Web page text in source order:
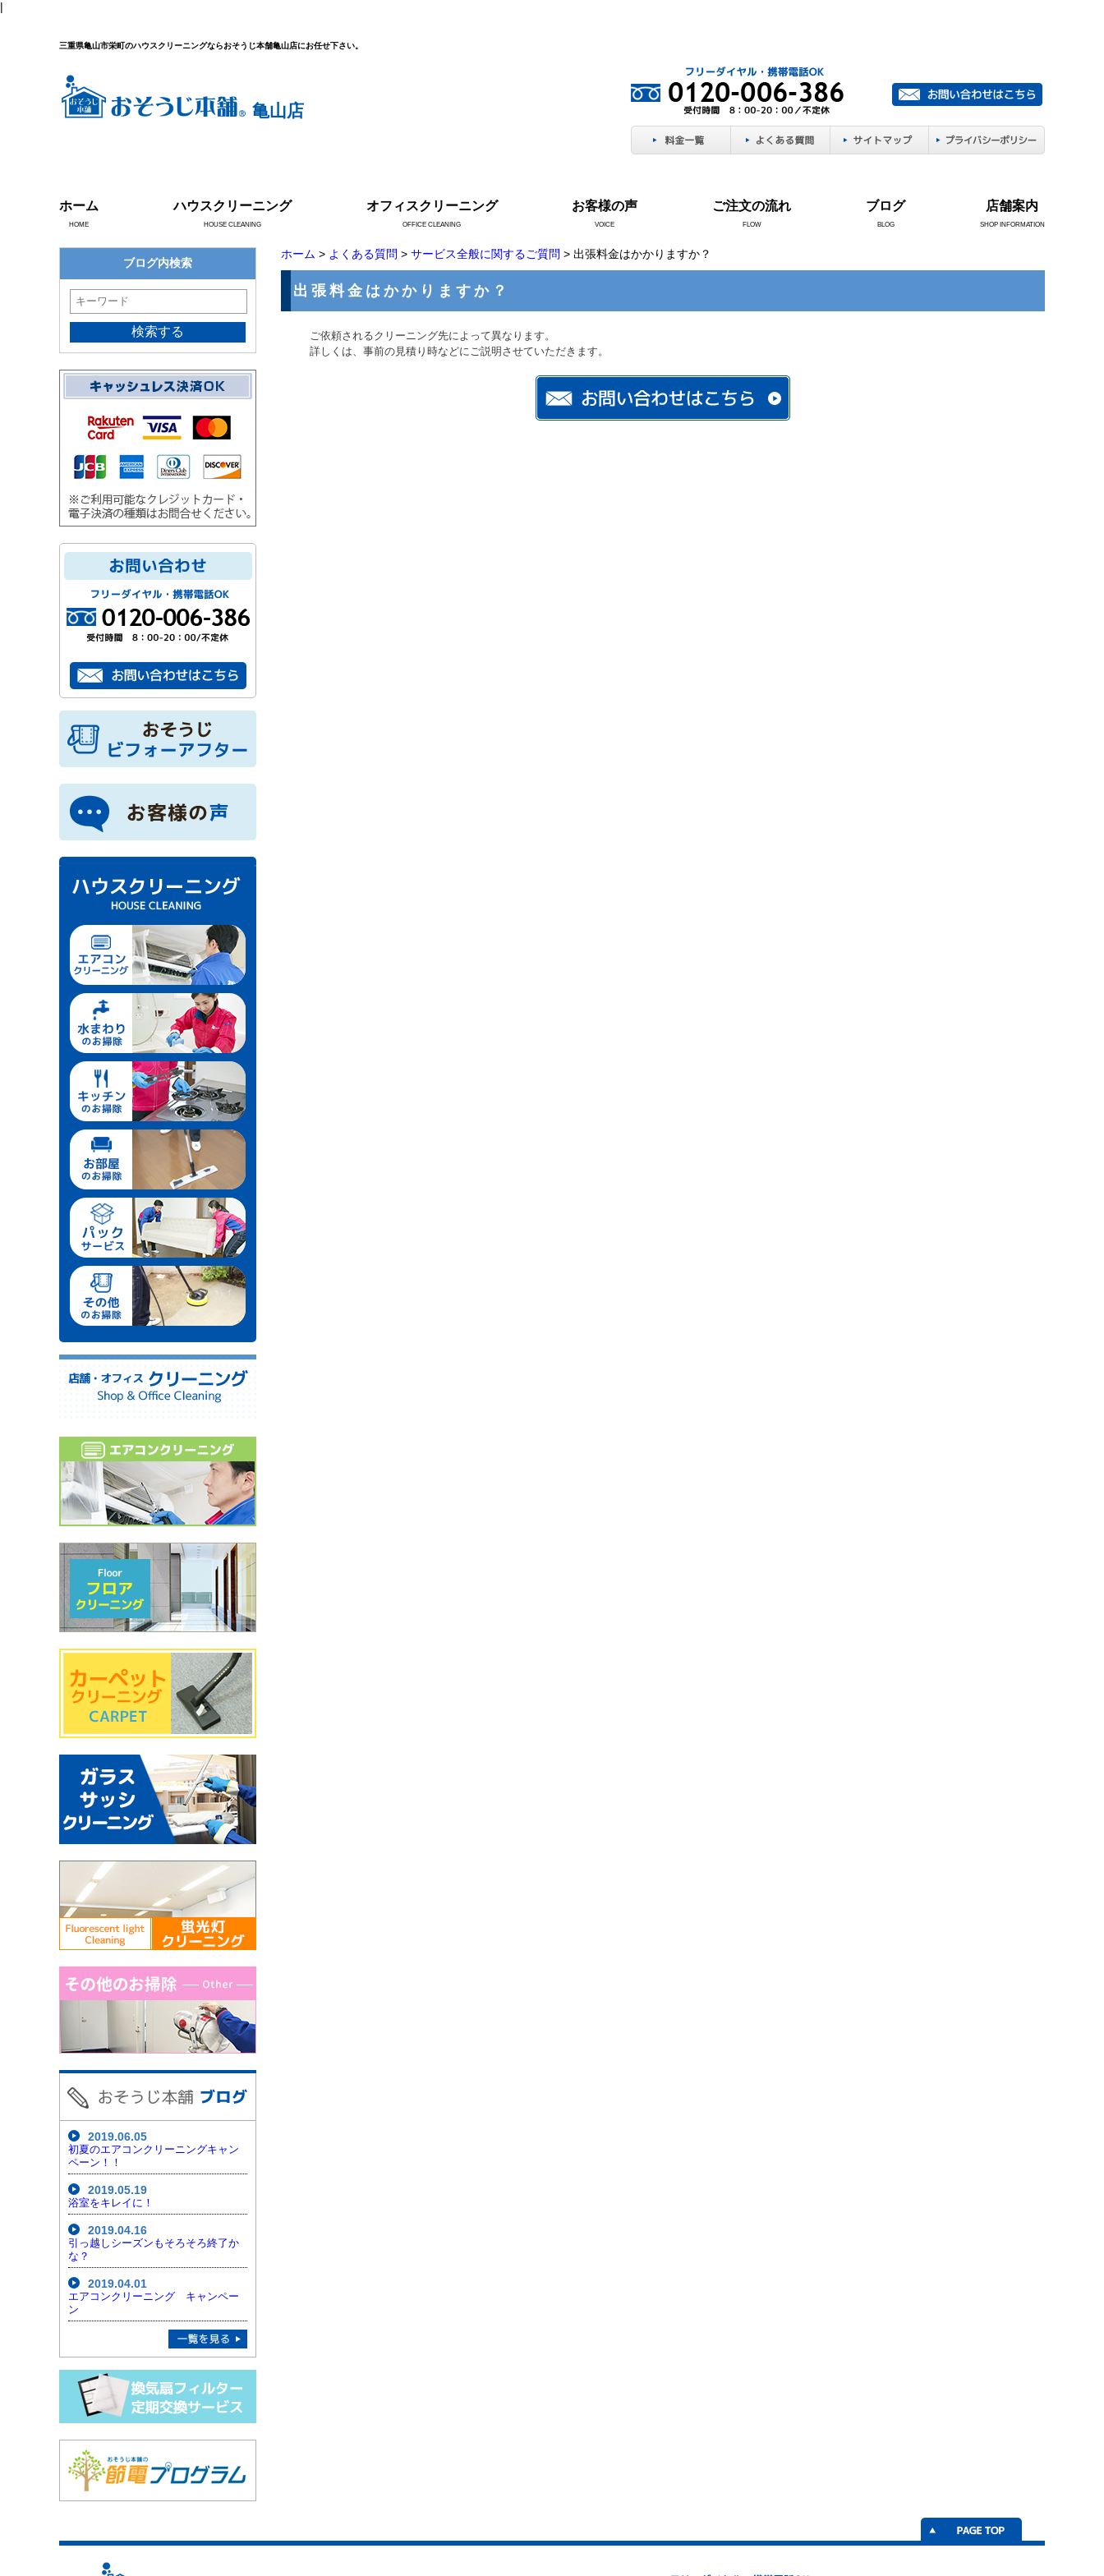
|
三重県亀山市栄町のハウスクリーニングならおそうじ本舗亀山店にお任せ下さい。
亀山店
ホーム
HOME
ハウスクリーニング
HOUSE CLEANING
オフィスクリーニング
OFFICE CLEANING
お客様の声
VOICE
ご注文の流れ
FLOW
ブログ
BLOG
店舗案内
SHOP INFORMATION
ホーム > よくある質問 > サービス全般に関するご質問 > 出張料金はかかりますか？
出張料金はかかりますか？
ご依頼されるクリーニング先によって異なります。
詳しくは、事前の見積り時などにご説明させていただきます。
ブログ内検索
2019.06.05
初夏のエアコンクリーニングキャン
ペーン！！
2019.05.19
浴室をキレイに！
2019.04.16
引っ越しシーズンもそろそろ終了か
な？
2019.04.01
エアコンクリーニング キャンペー
ン